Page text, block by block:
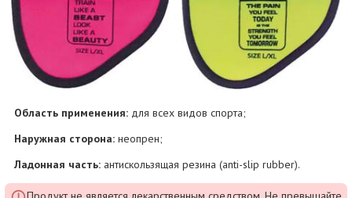
Область применения: для всех видов спорта;
Наружная сторона: неопрен;
Ладонная часть: антискользящая резина (anti-slip rubber).